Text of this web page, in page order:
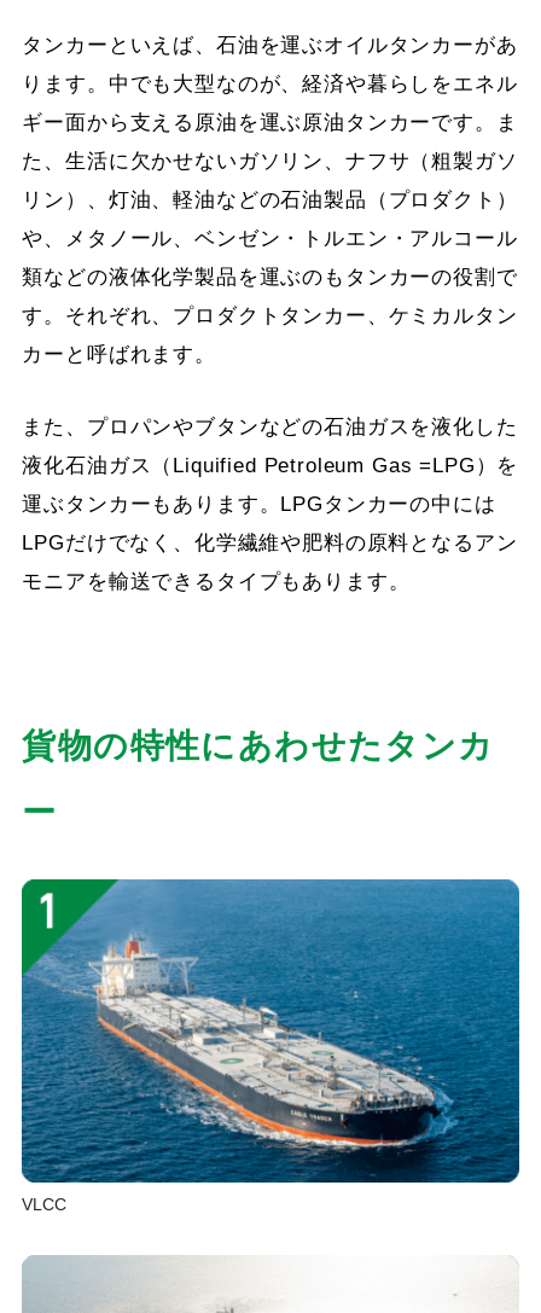
タンカーといえば、石油を運ぶオイルタンカーがあ
ります。中でも大型なのが、経済や暮らしをエネル
ギー面から支える原油を運ぶ原油タンカーです。ま
た、生活に欠かせないガソリン、ナフサ（粗製ガソ
リン）、灯油、軽油などの石油製品（プロダクト）
や、メタノール、ベンゼン・トルエン・アルコール
類などの液体化学製品を運ぶのもタンカーの役割で
す。それぞれ、プロダクトタンカー、ケミカルタン
カーと呼ばれます。
また、プロパンやブタンなどの石油ガスを液化した
液化石油ガス（Liquified Petroleum Gas =LPG）を
運ぶタンカーもあります。LPGタンカーの中には
LPGだけでなく、化学繊維や肥料の原料となるアン
モニアを輸送できるタイプもあります。
貨物の特性にあわせたタンカ
ー
VLCC